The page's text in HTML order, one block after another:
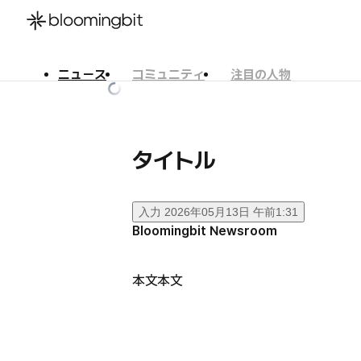
ニュース コミュニティ
注目の人物
タイトル
入力 2026年05月13日 午前1:31
Bloomingbit Newsroom
本文本文